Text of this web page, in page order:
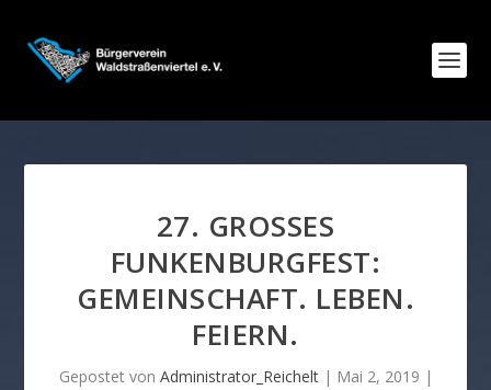
27. GROSSES F
UNKENBURGFEST: G
EMEINSCHAFT. LEBEN. F
EIERN.
Gepostet von Administrator_Reichelt| Mai 2, 2019 |